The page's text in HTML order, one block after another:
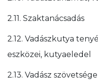
2.11. Szaktanácsadás
2.12. Vadászkutya
eszközei, kutyaeledel
2.13. Vadász